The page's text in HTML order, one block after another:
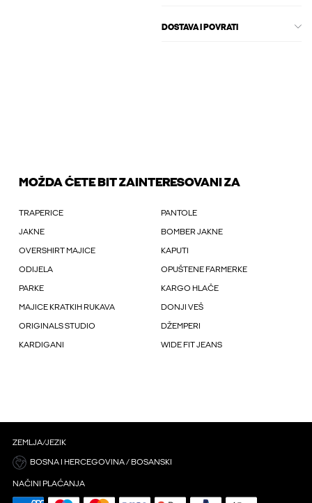
DOSTAVA I POVRATI
MOŽDA ĆETE BIT ZAINTERESOVANI ZA
TRAPERICE PANTOLE
JAKNE BOMBER JAKNE
OVERSHIRT MAJICE KAPUTI
ODIJELA OPUŠTENE FARMERKE
PARKE KARGO HLAČE
MAJICE KRATKIH RUKAVA DONJI VEŠ
ORIGINALS STUDIO DŽEMPERI
KARDIGANI WIDE FIT JEANS
ZEMLJA/JEZIK
BOSNA I HERCEGOVINA / BOSANSKI
NAČINI PLAĆANJA